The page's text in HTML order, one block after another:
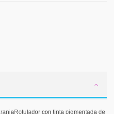
con tinta pigmentada de